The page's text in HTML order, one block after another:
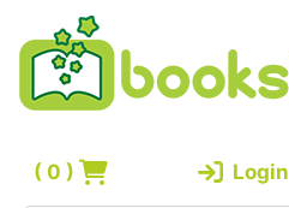
( 0 ) Login